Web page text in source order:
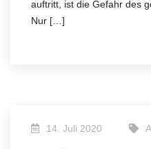
auftritt, ist die Gefahr des
Nur […]
14. Juli 2020